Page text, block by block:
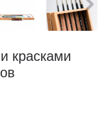
красками